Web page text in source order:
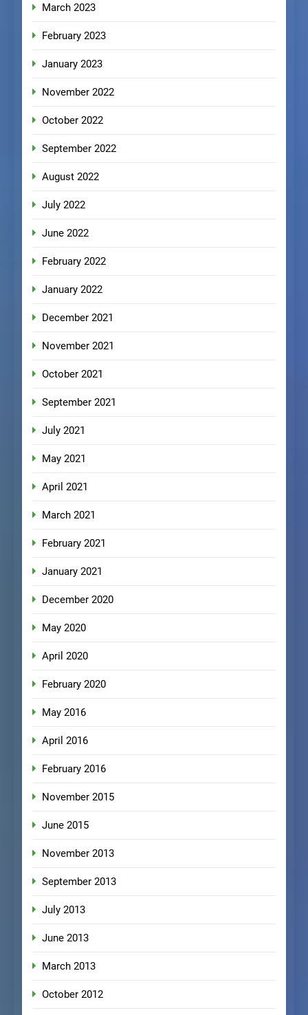
March 2023
February 2023
January 2023
November 2022
October 2022
September 2022
August 2022
July 2022
June 2022
February 2022
January 2022
December 2021
November 2021
October 2021
September 2021
July 2021
May 2021
April 2021
March 2021
February 2021
January 2021
December 2020
May 2020
April 2020
February 2020
May 2016
April 2016
February 2016
November 2015
June 2015
November 2013
September 2013
July 2013
June 2013
March 2013
October 2012